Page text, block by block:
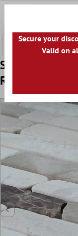
Sample
Rocky Bruin
Secure your
Valid on